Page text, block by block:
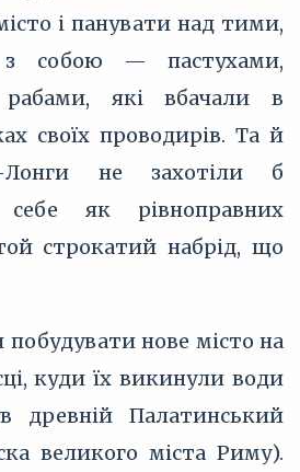
і панувати над тими,
з собою — пастухами,
які вбачали в
своїх проводирів. Та й
Лонги не захотіли б
як рівноправних
строкатий набрід, що
нове місто на
куди їх викинули води
древній Палатинський
великого міста Риму).